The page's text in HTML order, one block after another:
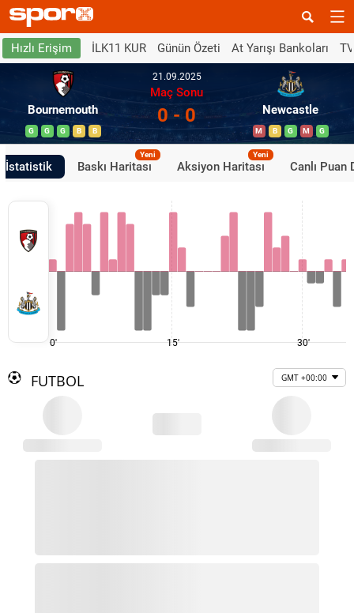
Hızlı Erişim İLK11 KUR Günün Özeti At Yarışı Bankoları
Bournemouth
G G G B B
21.09.2025
Maç Sonu
0 - 0 Newcastle
M B G M G
İstatistik Baskı Haritası
Yeni
Aksiyon Haritası
Yeni
Canlı Puan
0' 15' 30'
FUTBOL GMT +00:00